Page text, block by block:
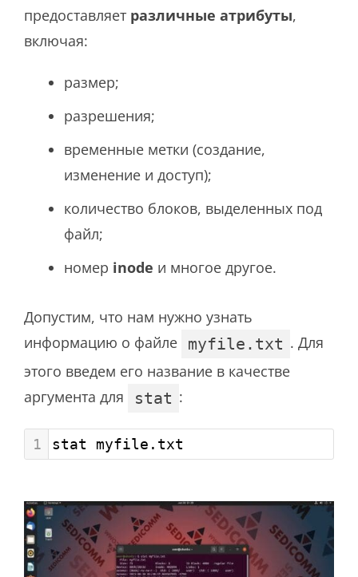
предоставляет различные атрибуты,
включая:
размер;
разрешения;
временные метки (создание,
изменение и доступ);
количество блоков, выделенных под
файл;
номер inode и многое другое.
Допустим, что нам нужно узнать
информацию о файле myfile.txt . Для
этого введем его название в качестве
аргумента для
stat :
1 stat myfile.txt